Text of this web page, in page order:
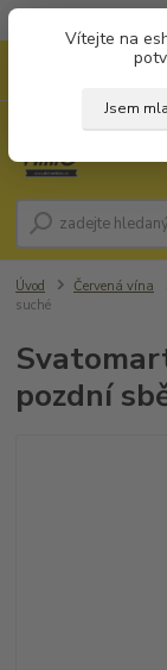
Vítejte na
Jsem
Úvod Červená vína
suché
pozdní